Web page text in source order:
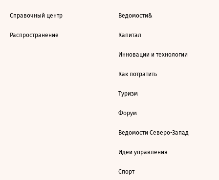
Справочный центр
Распространение
Ведомости&
Капитал
Инновации и технологии
Как потратить
Туризм
Форум
Ведомости Северо-Запад
Идеи управления
Спорт